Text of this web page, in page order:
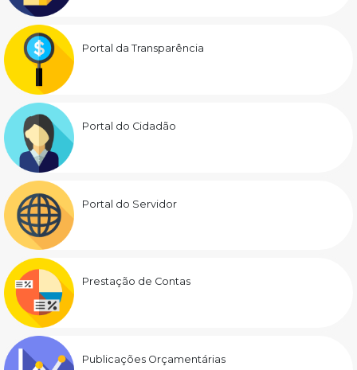
Portal da Transparência
Portal do Cidadão
Portal do Servidor
Prestação de Contas
Publicações Orçamentárias